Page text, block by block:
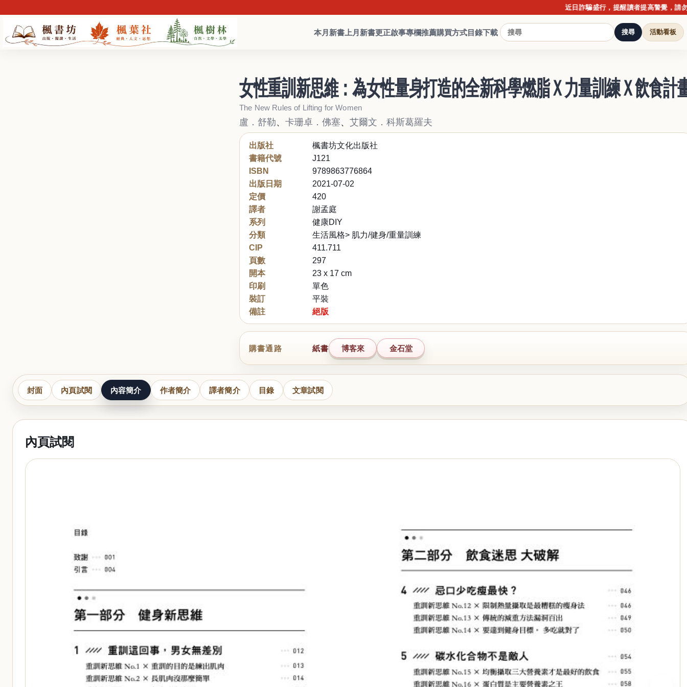
近日詐騙盛行，提醒讀者提高警覺，請勿點
本月新書 上月新書更正啟事專欄推薦購買方式目錄下載 搜尋 活動看板
女性重訓新思維：為女性量身打造的全新科學燃脂Ｘ力量訓練Ｘ飲食計
The New Rules of Lifting for Women
盧．舒勒、 卡珊卓．佛塞、 艾爾文．科斯葛羅夫
出版社
楓書坊文化出版社
書籍代號
J121
ISBN
9789863776864
出版日期
2021-07-02
定價
420
譯者
謝孟庭
系列
健康DIY
分類
生活風格> 肌力/健身/重量訓練
CIP
411.711
頁數
297
開本
23 x 17 cm
印刷
單色
裝訂
平裝
備註
絕版
購書通路 紙書 博客來 金石堂
封面 內頁試閱 內容簡介 作者簡介 譯者簡介 目錄 文章試閱
內頁試閱